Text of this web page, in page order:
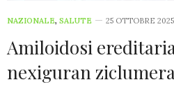
NAZIONALE, SALUTE 25 OTTOBRE 2025
Amiloidosi
nexiguran